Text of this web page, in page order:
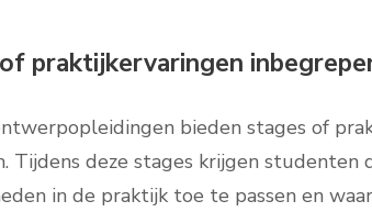
praktijkervaringen
bieden stages of
Tijdens deze stages krijgen studenten
in de praktijk toe te passen en